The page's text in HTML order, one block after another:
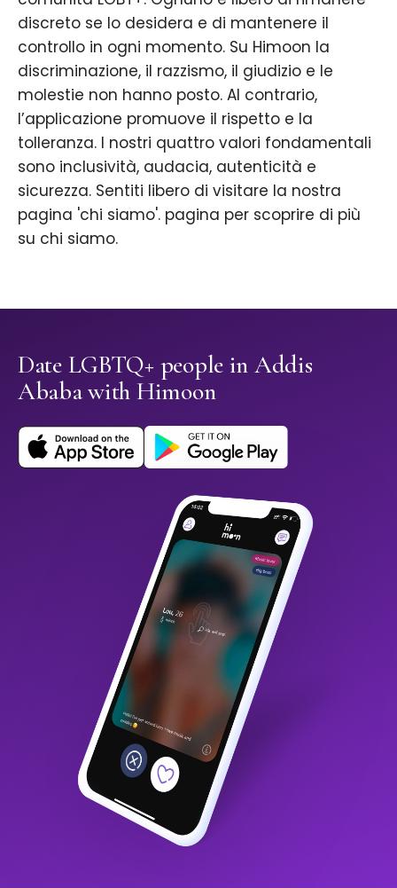
discreto se lo desidera e di mantenere il
controllo in ogni momento. Su Himoon la
discriminazione, il razzismo, il giudizio e le
molestie non hanno posto. Al contrario,
l’applicazione promuove il rispetto e la
tolleranza. I nostri quattro valori fondamentali
sono inclusività, audacia, autenticità e
sicurezza. Sentiti libero di visitare la nostra
pagina 'chi siamo'. pagina per scoprire di più
su chi siamo.
Date LGBTQ+ people in Addis
Ababa with Himoon